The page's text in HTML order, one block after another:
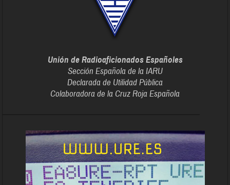
Unión de Radioaficionados Españoles
Sección Española de la IARU
Declarada de Utilidad Pública
Colaboradora de la Cruz Roja Española